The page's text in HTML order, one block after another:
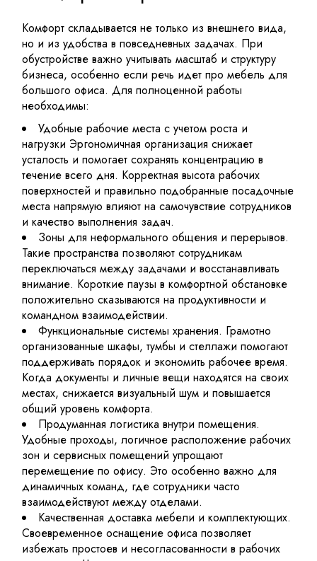
Комфорт складывается не только из внешнего вида,
но и из удобства в повседневных задачах. При
обустройстве важно учитывать масштаб и структуру
бизнеса, особенно если речь идет про мебель для
большого офиса. Для полноценной работы
необходимы:
Удобные рабочие места с учетом роста и
нагрузки Эргономичная организация снижает
усталость и помогает сохранять концентрацию в
течение всего дня. Корректная высота рабочих
поверхностей и правильно подобранные посадочные
места напрямую влияют на самочувствие сотрудников
и качество выполнения задач.
Зоны для неформального общения и перерывов.
Такие пространства позволяют сотрудникам
переключаться между задачами и восстанавливать
внимание. Короткие паузы в комфортной обстановке
положительно сказываются на продуктивности и
командном взаимодействии.
Функциональные системы хранения. Грамотно
организованные шкафы, тумбы и стеллажи помогают
поддерживать порядок и экономить рабочее время.
Когда документы и личные вещи находятся на своих
местах, снижается визуальный шум и повышается
общий уровень комфорта.
Продуманная логистика внутри помещения.
Удобные проходы, логичное расположение рабочих
зон и сервисных помещений упрощают
перемещение по офису. Это особенно важно для
динамичных команд, где сотрудники часто
взаимодействуют между отделами.
Качественная доставка мебели и комплектующих.
Своевременное оснащение офиса позволяет
избежать простоев и несогласованности в рабочих